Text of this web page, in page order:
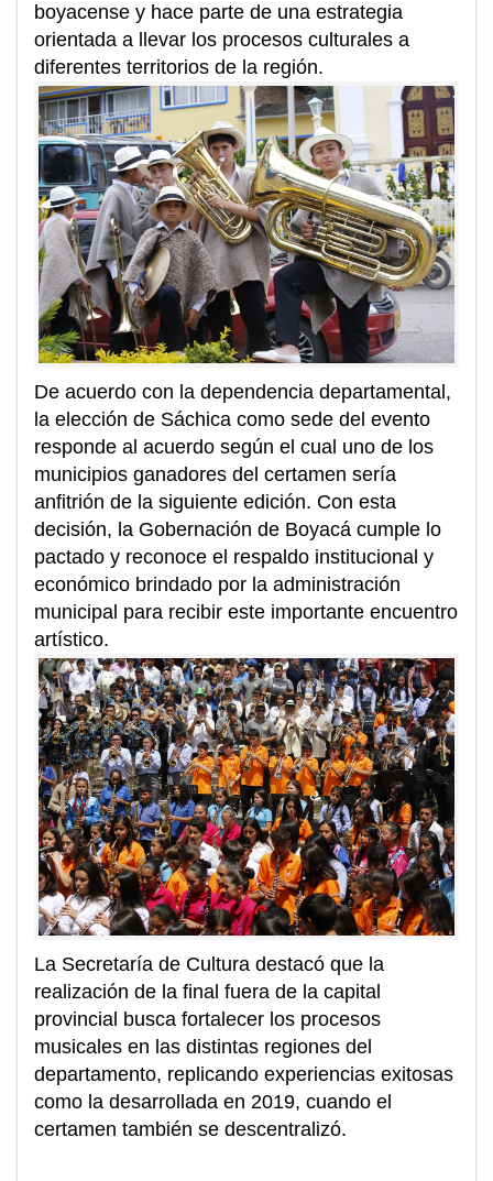
boyacense y hace parte de una estrategia
orientada a llevar los procesos culturales a
diferentes territorios de la región.
De acuerdo con la dependencia departamental,
la elección de Sáchica como sede del evento
responde al acuerdo según el cual uno de los
municipios ganadores del certamen sería
anfitrión de la siguiente edición. Con esta
decisión, la Gobernación de Boyacá cumple lo
pactado y reconoce el respaldo institucional y
económico brindado por la administración
municipal para recibir este importante encuentro
artístico.
La Secretaría de Cultura destacó que la
realización de la final fuera de la capital
provincial busca fortalecer los procesos
musicales en las distintas regiones del
departamento, replicando experiencias exitosas
como la desarrollada en 2019, cuando el
certamen también se descentralizó.